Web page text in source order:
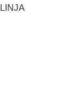
LINJA